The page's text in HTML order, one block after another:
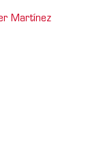
Martínez